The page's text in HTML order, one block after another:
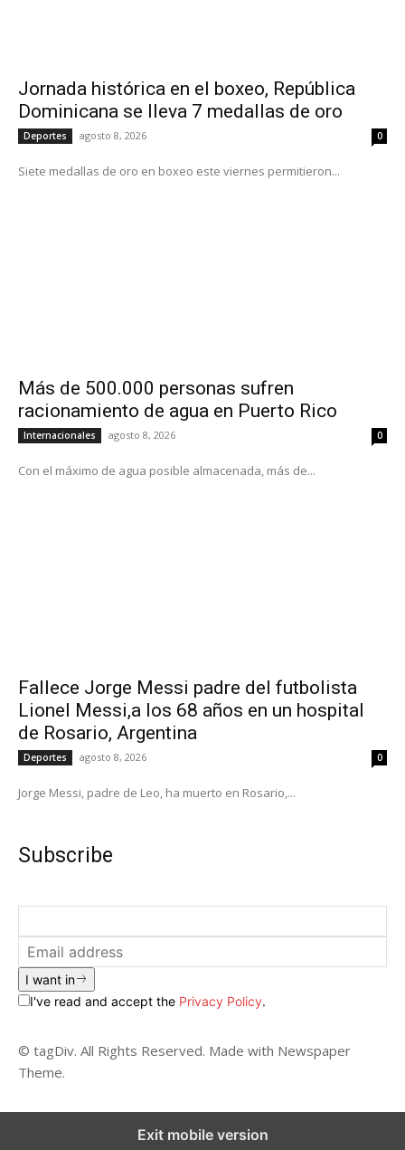
Jornada histórica en el boxeo, República
Dominicana se lleva 7 medallas de oro
Deportes agosto 8, 2026 0
Siete medallas de oro en boxeo este viernes permitieron...
Más de 500.000 personas sufren
racionamiento de agua en Puerto Rico
Internacionales agosto 8, 2026 0
Con el máximo de agua posible almacenada, más de...
Fallece Jorge Messi padre del futbolista
Lionel Messi,a los 68 años en un hospital
de Rosario, Argentina
Deportes agosto 8, 2026 0
Jorge Messi, padre de Leo, ha muerto en Rosario,...
Subscribe
I want in
I've read and accept the Privacy Policy.
© tagDiv. All Rights Reserved. Made with Newspaper
Theme.
Exit mobile version